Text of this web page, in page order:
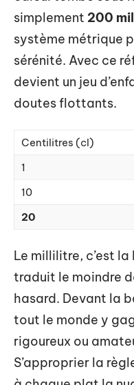
simplement 200
système métrique
sérénité. Avec ce
devient un jeu
doutes flottants.
Centilitres (cl)
1
10
20
Le millilitre, c’est
traduit le moindre
hasard. Devant la
tout le monde y
rigoureux ou
S’approprier la